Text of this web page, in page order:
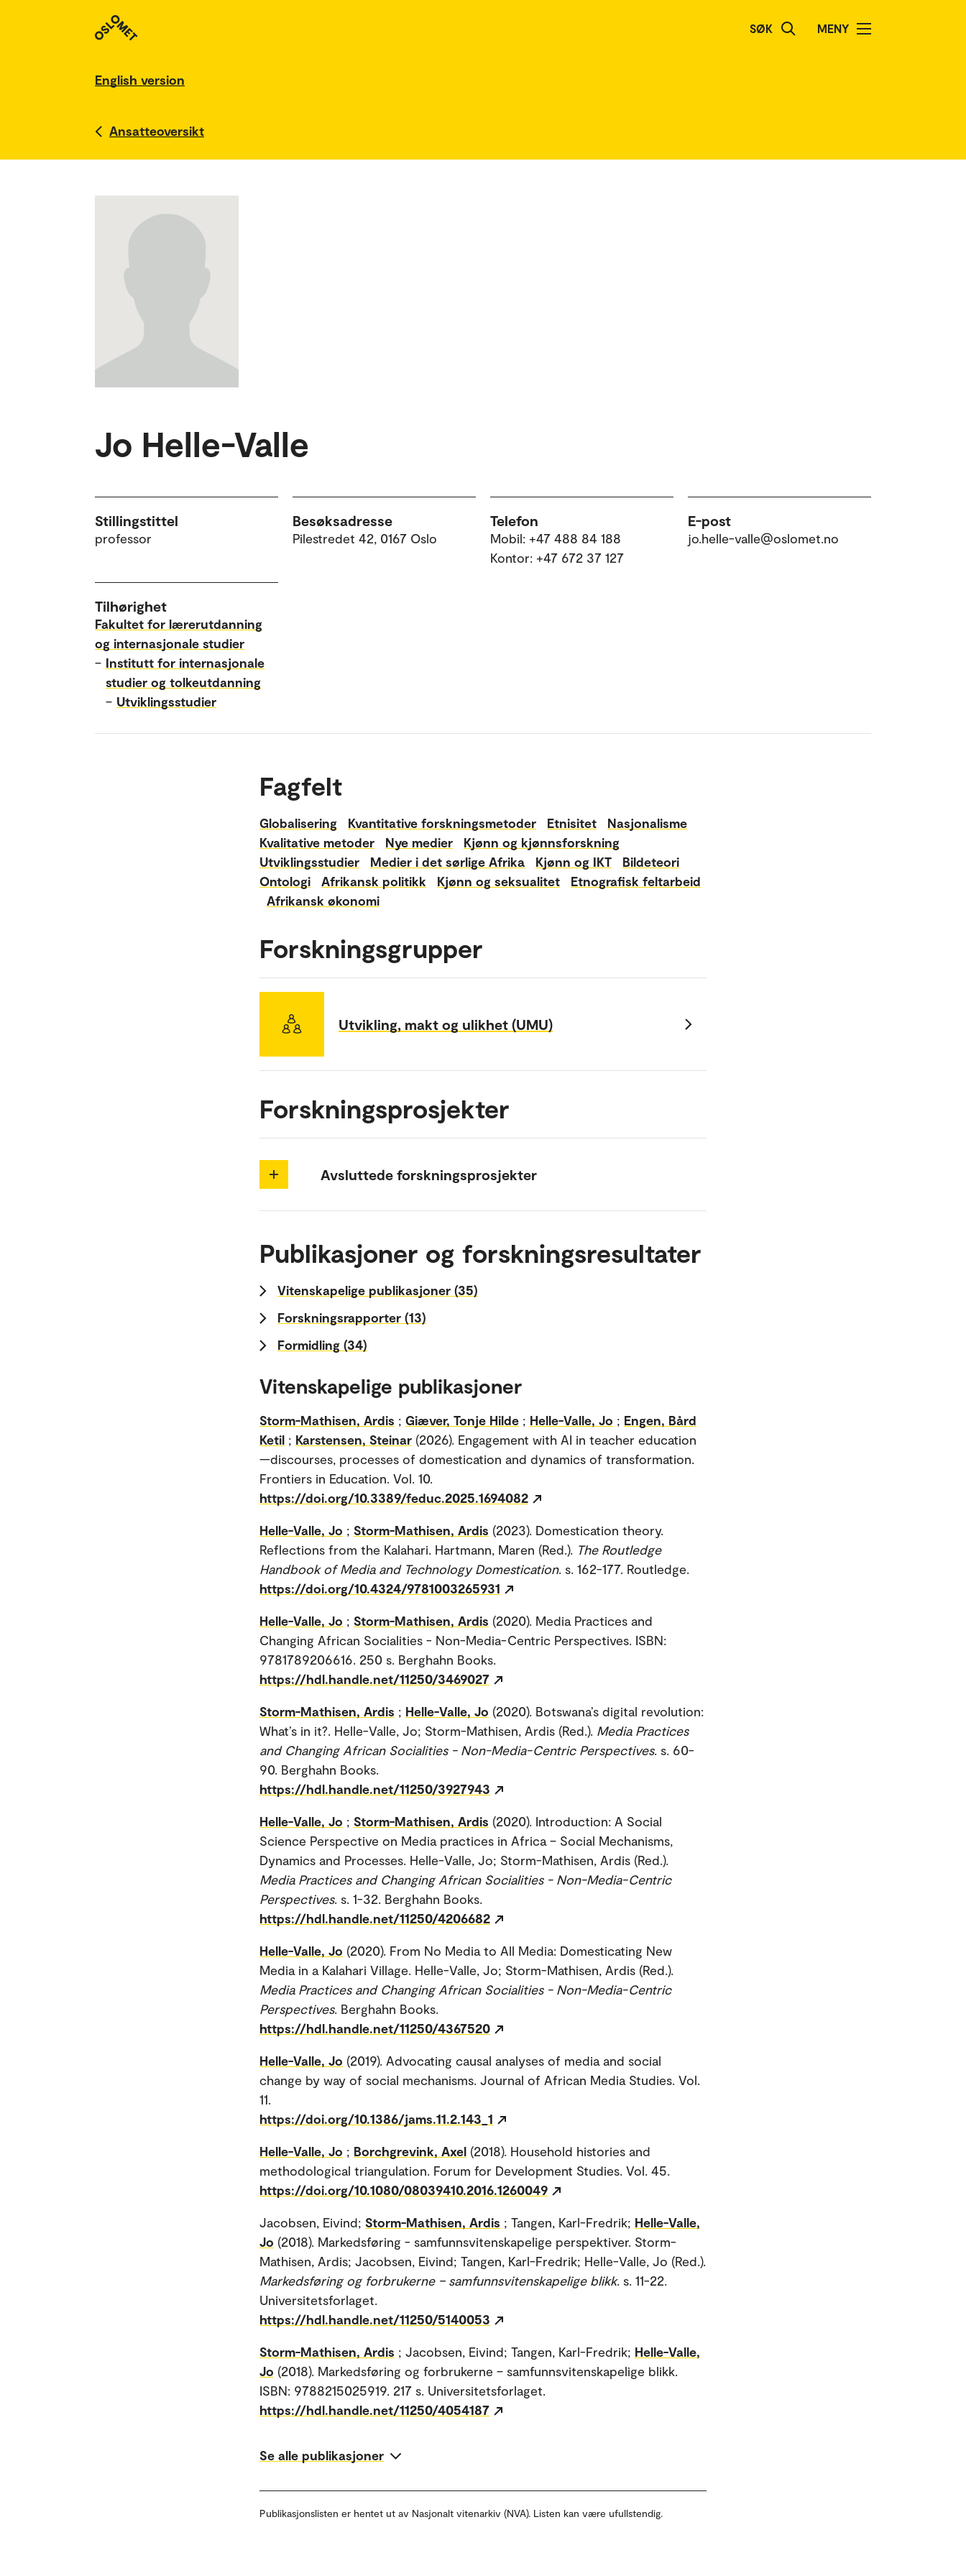
SØK MENY
English version
Ansatteoversikt
Jo Helle-Valle
Stillingstittel
professor
Besøksadresse
Pilestredet 42, 0167 Oslo
Telefon
Mobil: +47 488 84 188
Kontor: +47 672 37 127
E-post
jo.helle-valle@oslomet.no
Tilhørighet
Fakultet for lærerutdanning
og internasjonale studier
– Institutt for internasjonale
studier og tolkeutdanning
– Utviklingsstudier
Fagfelt
Globalisering Kvantitative forskningsmetoder Etnisitet
Nasjonalisme
Kvalitative metoder
Nye medier
Kjønn og kjønnsforskning
Utviklingsstudier
Medier i det sørlige Afrika Kjønn og IKT
Bildeteori
Ontologi
Afrikansk politikk Kjønn og seksualitet
Etnografisk feltarbeid
Afrikansk økonomi
Forskningsgrupper
Utvikling, makt og ulikhet (UMU)
Forskningsprosjekter
Avsluttede forskningsprosjekter
Publikasjoner og forskningsresultater
Vitenskapelige publikasjoner (35)
Forskningsrapporter (13)
Formidling (34)
Vitenskapelige publikasjoner
Storm-Mathisen, Ardis ; Giæver, Tonje Hilde ; Helle-Valle, Jo ; Engen, Bård
Ketil ; Karstensen, Steinar (2026). Engagement with AI in teacher education
—discourses, processes of domestication and dynamics of transformation.
Frontiers in Education. Vol. 10.
https://doi.org/10.3389/feduc.2025.1694082
Helle-Valle, Jo ; Storm-Mathisen, Ardis (2023). Domestication theory.
Reflections from the Kalahari. Hartmann, Maren (Red.). The Routledge
Handbook of Media and Technology Domestication. s. 162-177. Routledge.
https://doi.org/10.4324/9781003265931
Helle-Valle, Jo ; Storm-Mathisen, Ardis (2020). Media Practices and
Changing African Socialities - Non-Media-Centric Perspectives. ISBN:
9781789206616. 250 s. Berghahn Books.
https://hdl.handle.net/11250/3469027
Storm-Mathisen, Ardis ; Helle-Valle, Jo (2020). Botswana’s digital revolution:
What’s in it?. Helle-Valle, Jo; Storm-Mathisen, Ardis (Red.). Media Practices
and Changing African Socialities - Non-Media-Centric Perspectives. s. 60-
90. Berghahn Books.
https://hdl.handle.net/11250/3927943
Helle-Valle, Jo ; Storm-Mathisen, Ardis (2020). Introduction: A Social
Science Perspective on Media practices in Africa – Social Mechanisms,
Dynamics and Processes. Helle-Valle, Jo; Storm-Mathisen, Ardis (Red.).
Media Practices and Changing African Socialities - Non-Media-Centric
Perspectives. s. 1-32. Berghahn Books.
https://hdl.handle.net/11250/4206682
Helle-Valle, Jo (2020). From No Media to All Media: Domesticating New
Media in a Kalahari Village. Helle-Valle, Jo; Storm-Mathisen, Ardis (Red.).
Media Practices and Changing African Socialities - Non-Media-Centric
Perspectives. Berghahn Books.
https://hdl.handle.net/11250/4367520
Helle-Valle, Jo (2019). Advocating causal analyses of media and social
change by way of social mechanisms. Journal of African Media Studies. Vol.
11.
https://doi.org/10.1386/jams.11.2.143_1
Helle-Valle, Jo ; Borchgrevink, Axel (2018). Household histories and
methodological triangulation. Forum for Development Studies. Vol. 45.
https://doi.org/10.1080/08039410.2016.1260049
Jacobsen, Eivind; Storm-Mathisen, Ardis ; Tangen, Karl-Fredrik; Helle-Valle,
Jo (2018). Markedsføring - samfunnsvitenskapelige perspektiver. Storm-
Mathisen, Ardis; Jacobsen, Eivind; Tangen, Karl-Fredrik; Helle-Valle, Jo (Red.).
Markedsføring og forbrukerne – samfunnsvitenskapelige blikk. s. 11-22.
Universitetsforlaget.
https://hdl.handle.net/11250/5140053
Storm-Mathisen, Ardis ; Jacobsen, Eivind; Tangen, Karl-Fredrik; Helle-Valle,
Jo (2018). Markedsføring og forbrukerne – samfunnsvitenskapelige blikk.
ISBN: 9788215025919. 217 s. Universitetsforlaget.
https://hdl.handle.net/11250/4054187
Se alle publikasjoner
Publikasjonslisten er hentet ut av Nasjonalt vitenarkiv (NVA). Listen kan være ufullstendig.